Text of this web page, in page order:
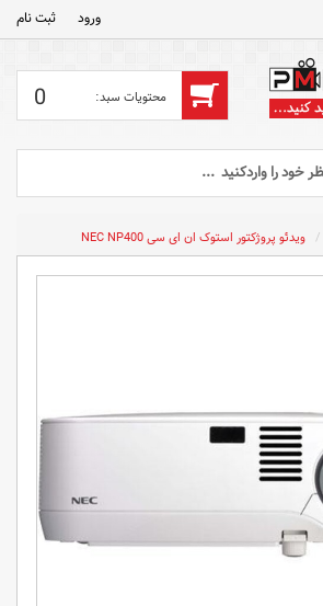
ورود ثبت‌ نام
0
ویدئو پروژکتور استوک ان ای سی NEC NP400